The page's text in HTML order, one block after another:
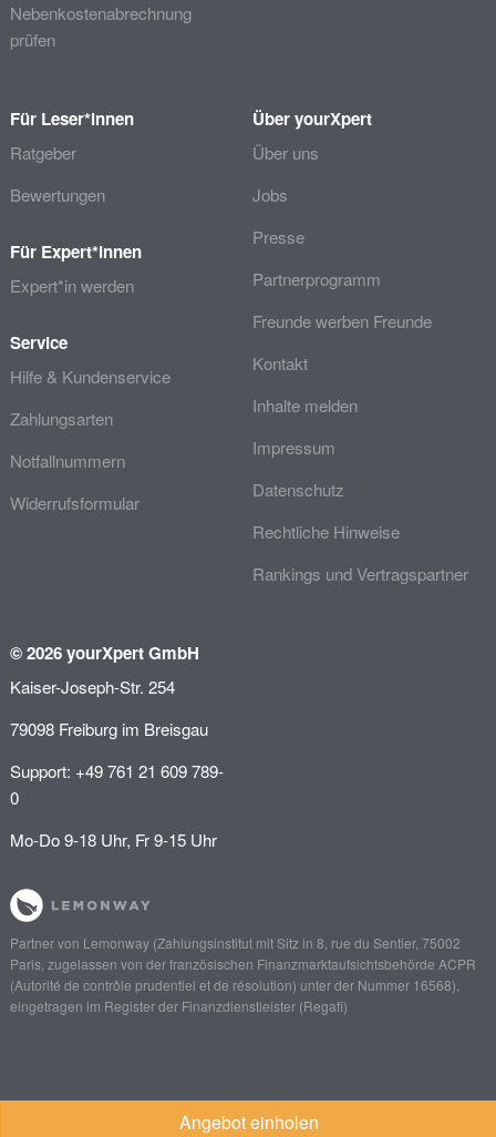
Angebot einholen
Nebenkostenabrechnung
prüfen
Für Leser*innen
Ratgeber
Bewertungen
Für Expert*innen
Expert*in werden
Service
Hilfe & Kundenservice
Zahlungsarten
Notfallnummern
Widerrufsformular
Über yourXpert
Über uns
Jobs
Presse
Partnerprogramm
Freunde werben Freunde
Kontakt
Inhalte melden
Impressum
Datenschutz
Rechtliche Hinweise
Rankings und Vertragspartner
© 2026 yourXpert GmbH
Kaiser-Joseph-Str. 254
79098 Freiburg im Breisgau
Support: +49 761 21 609 789-
0
Mo-Do 9-18 Uhr, Fr 9-15 Uhr
Partner von Lemonway(Zahlungsinstitut mit Sitz in 8, rue du Sentier, 75002
Paris, zugelassen von der französischen Finanzmarktaufsichtsbehörde ACPR
(Autorité de contrôle prudentiel et de résolution) unter der Nummer 16568),
eingetragen im Register der Finanzdienstleister (Regafi)